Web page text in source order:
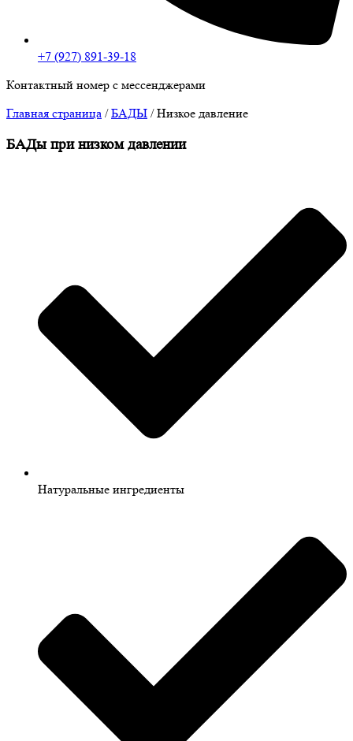
+7 (927) 891-39-18
Контактный номер с мессенджерами
Главная страница /БАДЫ /Низкое давление
БАДы при низком давлении
Натуральные ингредиенты